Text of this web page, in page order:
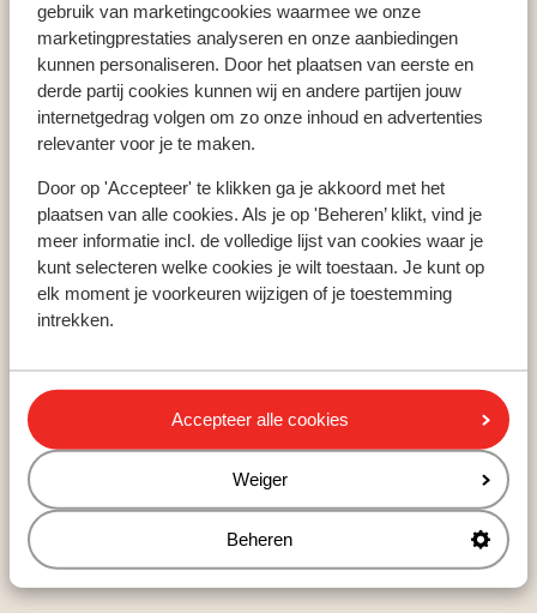
gebruik van marketingcookies waarmee we onze
marketingprestaties analyseren en onze aanbiedingen
kunnen personaliseren. Door het plaatsen van eerste en
derde partij cookies kunnen wij en andere partijen jouw
internetgedrag volgen om zo onze inhoud en advertenties
relevanter voor je te maken.
Door op 'Accepteer' te klikken ga je akkoord met het
plaatsen van alle cookies. Als je op 'Beheren’ klikt, vind je
meer informatie incl. de volledige lijst van cookies waar je
kunt selecteren welke cookies je wilt toestaan. Je kunt op
elk moment je voorkeuren wijzigen of je toestemming
intrekken.
Accepteer alle cookies
Weiger
Beheren
Populaire wintersportbestemmingen
Gerlos
Mayrhofen
Saalbach
Populaire skigebieden
Zillertal
Skicircus Saalbach-Hinterglemm
Ski Amadé
Over Sunweb
Over Sunweb
Verantwoord op vakantie
Vacatures
Pers & media
Toegankelijkheidsverklaring